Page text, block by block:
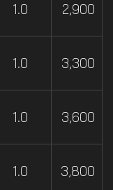
1.0 2,900
1.0 3,300
1.0 3,600
1.0 3,800